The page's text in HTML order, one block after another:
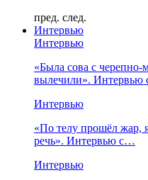
пред. след.
Интервью
Интервью
«Была сова с
вылечили». Интервью
Интервью
«По телу прошёл жар,
речь». Интервью с…
Интервью